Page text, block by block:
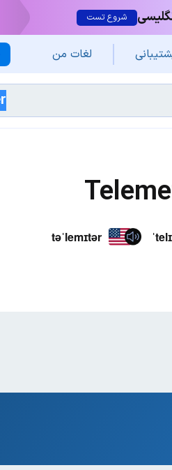
شروع تست
لغات من
təˈlemɪtər